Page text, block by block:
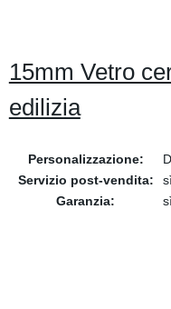
15mm Vetro
edilizia
Personalizzazione:
Servizio post-vendita:
sì
Garanzia:
sì